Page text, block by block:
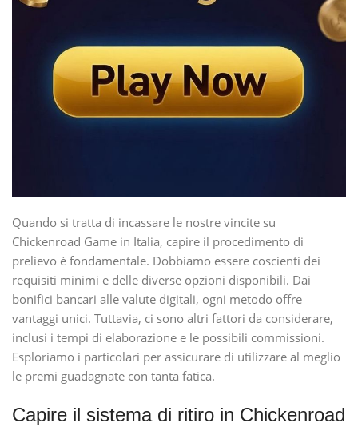
Quando si tratta di incassare le nostre vincite su
Chickenroad Game in Italia, capire il procedimento di
prelievo è fondamentale. Dobbiamo essere coscienti dei
requisiti minimi e delle diverse opzioni disponibili. Dai
bonifici bancari alle valute digitali, ogni metodo offre
vantaggi unici. Tuttavia, ci sono altri fattori da considerare,
inclusi i tempi di elaborazione e le possibili commissioni.
Esploriamo i particolari per assicurare di utilizzare al meglio
le premi guadagnate con tanta fatica.
Capire il sistema di ritiro in Chickenroad